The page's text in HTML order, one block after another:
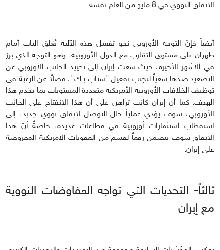
الاتفاق النووي في 8 مايو من العام نفسه.
أيضاً فإنّ التوجه الأوروبي نحو تفعيل هذه الآلية يُغلق الباب أمام
طهران على مستوى التقارب مع الدول الأوروبية، وهو التوجه الذي برز
في الأشهر الأخيرة، حيث سعت إيران إلى تحييد الجانب الأوروبي عن
التصعيد ضدها سعياً لتجنب تفعيل "سناب باك"، فضلاً عن الرغبة في
توظيف الخلافات الأوروبية الأمريكية متعددة المستويات بما يخدم هذا
الهدف. كما أن إيران كانت تراهن على أن هذا الانفتاح على الجانب
الأوروبي، سوف يؤدي عملياً حال التوصل لاتفاق نووي جديد، إلى
استقطاب استثمارات أوروبية في قطاعات عديدة، خاصةً أنّ هذا
الاتفاق سوف يتضمن رفعاً لقسم من العقوبات الأمريكية المفروضة
على إيران.
ثالثاً- التحديات التي تواجه المفاوضات النووية
مع إيران